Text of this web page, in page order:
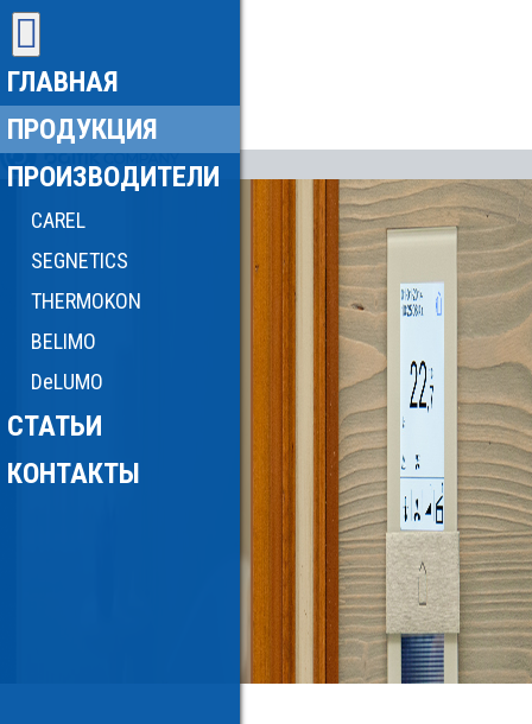
ГЛАВНАЯ
ПРОДУКЦИЯ
ПРОИЗВОДИТЕЛИ
CAREL
SEGNETICS
THERMOKON
BELIMO
DeLUMO
СТАТЬИ
КОНТАКТЫ